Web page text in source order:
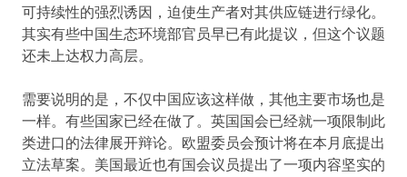
可持续性的强烈诱因，迫使生产者对其供应链进行绿化。
其实有些中国生态环境部官员早已有此提议，但这个议题
还未上达权力高层。
需要说明的是，不仅中国应该这样做，其他主要市场也是
一样。有些国家已经在做了。英国国会已经就一项限制此
类进口的法律展开辩论。欧盟委员会预计将在本月底提出
立法草案。美国最近也有国会议员提出了一项内容坚实的